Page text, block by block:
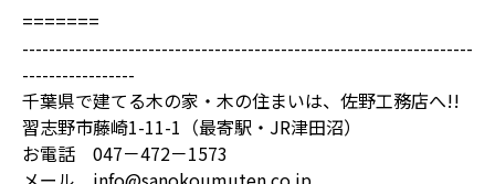
=======
--------------------------------------------------------------------
-----------------
千葉県で建てる木の家・木の住まいは、佐野工務店へ!!
習志野市藤崎1-11-1（最寄駅・JR津田沼）
お電話 047－472－1573